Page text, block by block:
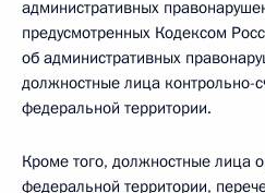
административных
предусмотренных Кодексом
об административных
должностные лица контрольно-
федеральной территории.
Кроме того, должностные лица
федеральной территории,